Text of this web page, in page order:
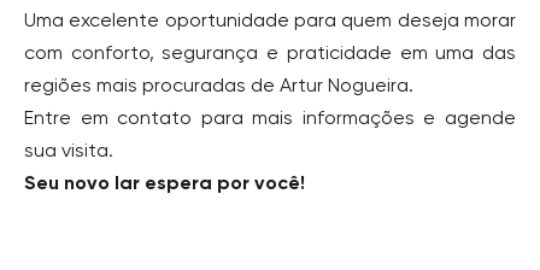
Uma excelente oportunidade para quem deseja morar
com conforto, segurança e praticidade em uma das
regiões mais procuradas de Artur Nogueira.
Entre em contato para mais informações e agende
sua visita.
Seu novo lar espera por você!